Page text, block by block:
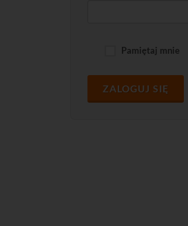
Pamiętaj mnie
ZALOGUJ SIĘ